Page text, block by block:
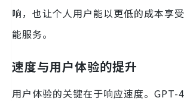
响，也让个人用户能以更低的成本享
能服务。
速度与用户体验的提升
用户体验的关键在于响应速度。GPT-